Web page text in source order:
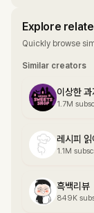
Explore
Quickly browse
Similar creators
이상한
1.7M
레시피
1.1M
흑백리뷰
849K